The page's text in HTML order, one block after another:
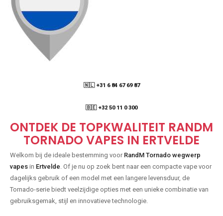
🇳🇱 +31 6 84 67 69 87
🇧🇪 +32 50 11 0 300
ONTDEK DE TOPKWALITEIT RANDM
TORNADO VAPES IN ERTVELDE
Welkom bij de ideale bestemming voor RandM Tornado wegwerp
vapes in Ertvelde . Of je nu op zoek bent naar een compacte vape voor
dagelijks gebruik of een model met een langere levensduur, de
Tornado-serie biedt veelzijdige opties met een unieke combinatie van
gebruiksgemak, stijl en innovatieve technologie.